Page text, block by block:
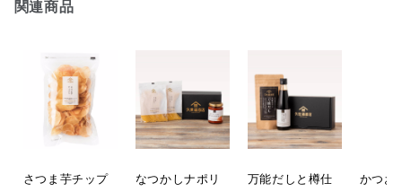
関連商品
さつま芋チップ
なつかしナポリ
万能だしと樽仕
かつ